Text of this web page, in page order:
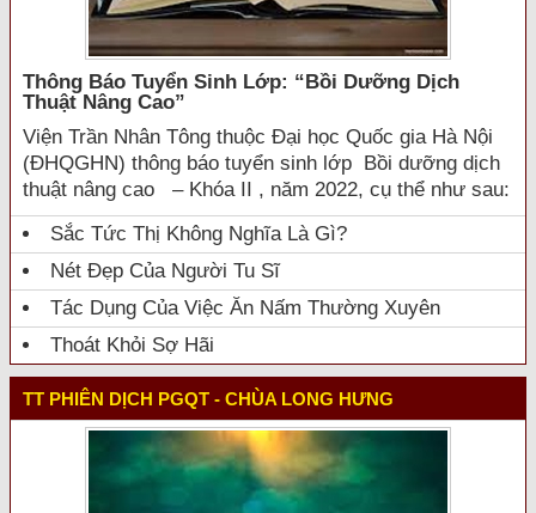
Thông Báo Tuyển Sinh Lớp: “bồi Dưỡng Dịch
Thuật Nâng Cao”
Viện Trần Nhân Tông thuộc Đại học Quốc gia Hà Nội
(ĐHQGHN) thông báo tuyển sinh lớp Bồi dưỡng dịch
thuật nâng cao – Khóa II , năm 2022, cụ thể như sau:
Sắc Tức Thị Không Nghĩa Là Gì?
Nét Đẹp Của Người Tu Sĩ
Tác Dụng Của Việc Ăn Nấm Thường Xuyên
Thoát Khỏi Sợ Hãi
TT PHIÊN DỊCH PGQT - CHÙA LONG HƯNG